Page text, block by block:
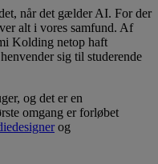
når det gælder AI. For der
alt i vores samfund. Af
Kolding netop haft
sig til studerende
og det er en
omgang er forløbet
og